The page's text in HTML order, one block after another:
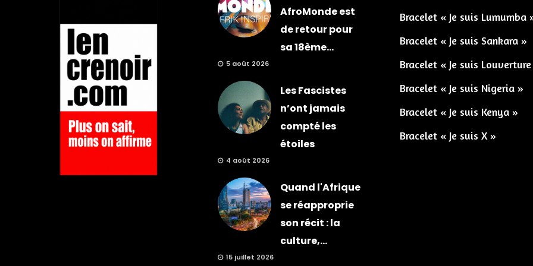
AfroMonde est
de retour pour
sa 18ème...
5 août 2026
Les Fascistes
n’ont jamais
compté les
étoiles
4 août 2026
Quand l'Afrique
se réapproprie
son récit : la
culture,...
15 juillet 2026
Bracelet « Je suis Lumumba
Bracelet « Je suis Sankara »
Bracelet « Je suis
Bracelet « Je suis Nigeria »
Bracelet « Je suis Kenya »
Bracelet « Je suis X »